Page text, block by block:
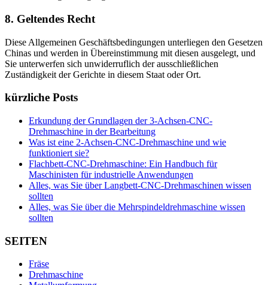
8. Geltendes Recht
Diese Allgemeinen Geschäftsbedingungen unterliegen den Gesetzen
Chinas und werden in Übereinstimmung mit diesen ausgelegt, und
Sie unterwerfen sich unwiderruflich der ausschließlichen
Zuständigkeit der Gerichte in diesem Staat oder Ort.
kürzliche Posts
Erkundung der Grundlagen der 3-Achsen-CNC-
Drehmaschine in der Bearbeitung
Was ist eine 2-Achsen-CNC-Drehmaschine und wie
funktioniert sie?
Flachbett-CNC-Drehmaschine: Ein Handbuch für
Maschinisten für industrielle Anwendungen
Alles, was Sie über Langbett-CNC-Drehmaschinen wissen
sollten
Alles, was Sie über die Mehrspindeldrehmaschine wissen
sollten
SEITEN
Fräse
Drehmaschine